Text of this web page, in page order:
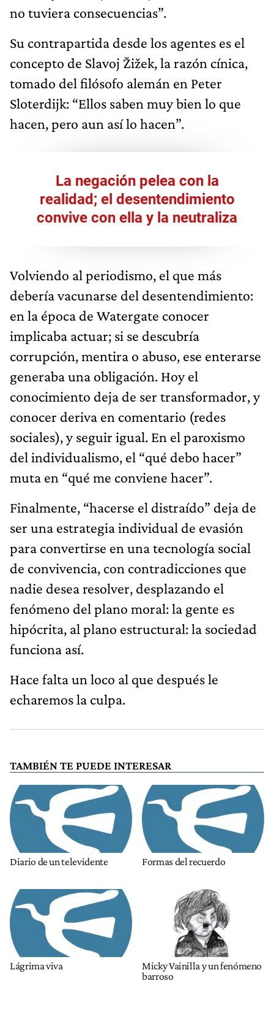
no tuviera consecuencias”.
Su contrapartida desde los agentes es el
concepto de Slavoj Žižek, la razón cínica,
tomado del filósofo alemán en Peter
Sloterdijk: “Ellos saben muy bien lo que
hacen, pero aun así lo hacen”.
La negación pelea con la
realidad; el desentendimiento
convive con ella y la neutraliza
Volviendo al periodismo, el que más
debería vacunarse del desentendimiento:
en la época de Watergate conocer
implicaba actuar; si se descubría
corrupción, mentira o abuso, ese enterarse
generaba una obligación. Hoy el
conocimiento deja de ser transformador, y
conocer deriva en comentario (redes
sociales), y seguir igual. En el paroxismo
del individualismo, el “qué debo hacer”
muta en “qué me conviene hacer”.
Finalmente, “hacerse el distraído” deja de
ser una estrategia individual de evasión
para convertirse en una tecnología social
de convivencia, con contradicciones que
nadie desea resolver, desplazando el
fenómeno del plano moral: la gente es
hipócrita, al plano estructural: la sociedad
funciona así.
Hace falta un loco al que después le
echaremos la culpa.
TAMBIÉN TE PUEDE INTERESAR
Diario de un televidente Formas del recuerdo
Lágrima viva
Micky Vainilla y un fenómeno
barroso